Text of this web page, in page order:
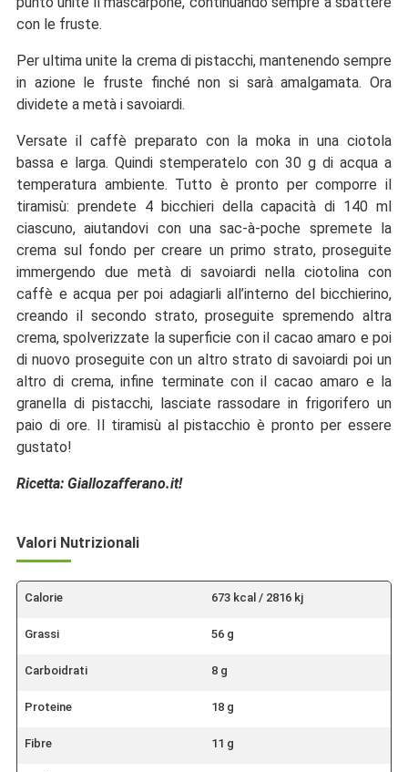
con le fruste.
Per ultima unite la crema di pistacchi, mantenendo sempre
in azione le fruste finché non si sarà amalgamata. Ora
dividete a metà i savoiardi.
Versate il caffè preparato con la moka in una ciotola
bassa e larga. Quindi stemperatelo con 30 g di acqua a
temperatura ambiente. Tutto è pronto per comporre il
tiramisù: prendete 4 bicchieri della capacità di 140 ml
ciascuno, aiutandovi con una sac-à-poche spremete la
crema sul fondo per creare un primo strato, proseguite
immergendo due metà di savoiardi nella ciotolina con
caffè e acqua per poi adagiarli all’interno del bicchierino,
creando il secondo strato, proseguite spremendo altra
crema, spolverizzate la superficie con il cacao amaro e poi
di nuovo proseguite con un altro strato di savoiardi poi un
altro di crema, infine terminate con il cacao amaro e la
granella di pistacchi, lasciate rassodare in frigorifero un
paio di ore. Il tiramisù al pistacchio è pronto per essere
gustato!
Ricetta: Giallozafferano.it!
Valori Nutrizionali
Calorie 673 kcal / 2816 kj
Grassi 56 g
Carboidrati 8 g
Proteine 18 g
Fibre 11 g